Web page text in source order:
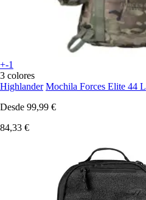
+-1
3 colores
Highlander Mochila Forces Elite 44 L
Desde 99,99 €
84,33 €